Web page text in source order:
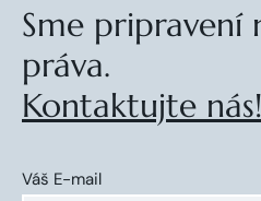
Sme pripravení
práva.
Kontaktujte nás!
Váš E-mail